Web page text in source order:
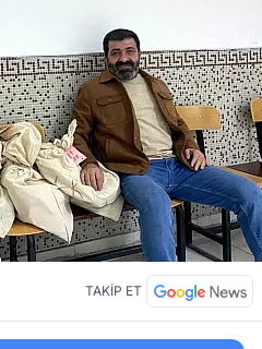
TAKİP ET